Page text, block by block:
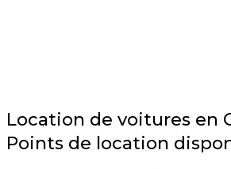
Location de voitures en
Points de location